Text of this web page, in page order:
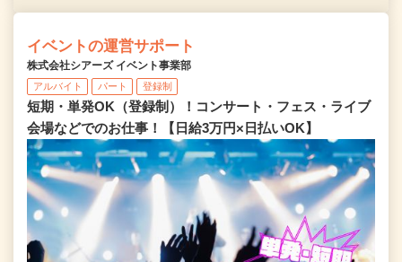
イベントの運営サポート
株式会社シアーズ イベント事業部
アルバイト パート 登録制
短期・単発OK（登録制）！コンサート・フェス・ライブ
会場などでのお仕事！【日給3万円×日払いOK】